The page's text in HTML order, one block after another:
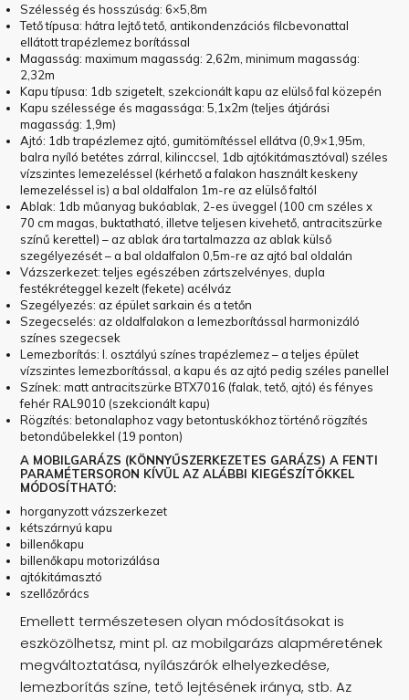
Szélesség és hosszúság: 6×5,8m
Tető típusa: hátra lejtő tető, antikondenzációs filcbevonattal
ellátott trapézlemez borítással
Magasság: maximum magasság: 2,62m, minimum magasság:
2,32m
Kapu típusa: 1db szigetelt, szekcionált kapu az elülső fal közepén
Kapu szélessége és magassága: 5,1x2m (teljes átjárási
magasság: 1,9m)
Ajtó: 1db trapézlemez ajtó, gumitömítéssel ellátva (0,9×1,95m,
balra nyíló betétes zárral, kilinccsel, 1db ajtókitámasztóval) széles
vízszintes lemezeléssel (kérhető a falakon használt keskeny
lemezeléssel is) a bal oldalfalon 1m-re az elülső faltól
Ablak: 1db műanyag bukóablak, 2-es üveggel (100 cm széles x
70 cm magas, buktatható, illetve teljesen kivehető, antracitszürke
színű kerettel) – az ablak ára tartalmazza az ablak külső
szegélyezését – a bal oldalfalon 0,5m-re az ajtó bal oldalán
Vázszerkezet: teljes egészében zártszelvényes, dupla
festékréteggel kezelt (fekete) acélváz
Szegélyezés: az épület sarkain és a tetőn
Szegecselés: az oldalfalakon a lemezborítással harmonizáló
színes szegecsek
Lemezborítás: I. osztályú színes trapézlemez – a teljes épület
vízszintes lemezborítással, a kapu és az ajtó pedig széles panellel
Színek: matt antracitszürke BTX7016 (falak, tető, ajtó) és fényes
fehér RAL9010 (szekcionált kapu)
Rögzítés: betonalaphoz vagy betontuskókhoz történő rögzítés
betondűbelekkel (19 ponton)
A MOBILGARÁZS (KÖNNYŰSZERKEZETES GARÁZS) A FENTI
PARAMÉTERSORON KÍVÜL AZ ALÁBBI KIEGÉSZÍTŐKKEL
MÓDOSÍTHATÓ:
horganyzott vázszerkezet
kétszárnyú kapu
billenőkapu
billenőkapu motorizálása
ajtókitámasztó
szellőzőrács
Emellett természetesen olyan módosításokat is
eszközölhetsz, mint pl. az mobilgarázs alapméretének
megváltoztatása, nyílászárók elhelyezkedése,
lemezborítás színe, tető lejtésének iránya, stb. Az